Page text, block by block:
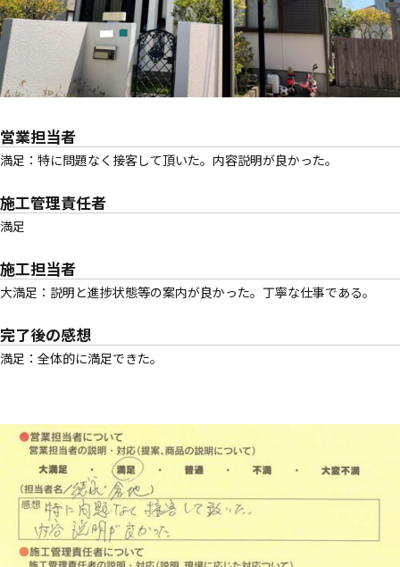
運営会社
営業担当者
満足：特に問題なく接客して頂いた。内容説明が良かった。
施工管理責任者
満足
施工担当者
大満足：説明と進捗状態等の案内が良かった。丁寧な仕事である。
完了後の感想
満足：全体的に満足できた。